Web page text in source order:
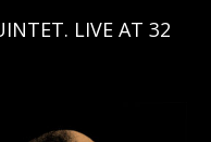
LIVE AT 32